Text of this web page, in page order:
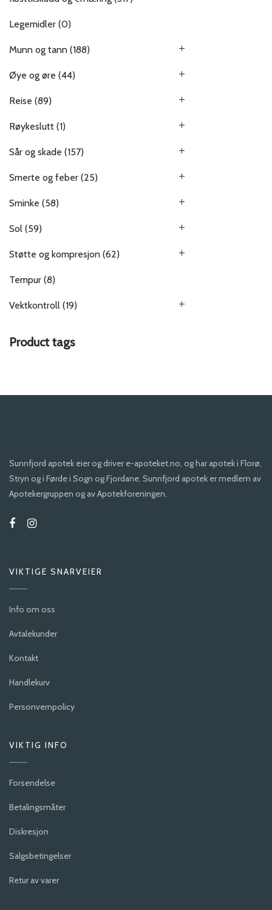
Legemidler (0)
Munn og tann (188)
Øye og øre (44)
Reise (89)
Røykeslutt (1)
Sår og skade (157)
Smerte og feber (25)
Sminke (58)
Sol (59)
Støtte og kompresjon (62)
Tempur (8)
Vektkontroll (19)
Product tags
Sunnfjord apotek eier og driver e-apoteket.no, og har apotek i Florø,
Stryn og i Førde i Sogn og Fjordane. Sunnfjord apotek er medlem av
Apotekergruppen og av Apotekforeningen.
VIKTIGE SNARVEIER
Info om oss
Avtalekunder
Kontakt
Handlekurv
Personvernpolicy
VIKTIG INFO
Forsendelse
Betalingsmåter
Diskresjon
Salgsbetingelser
Retur av varer